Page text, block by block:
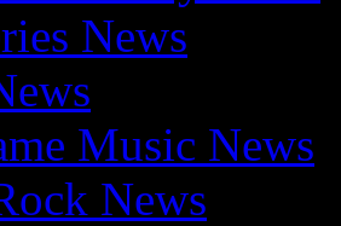
News
Music News
News